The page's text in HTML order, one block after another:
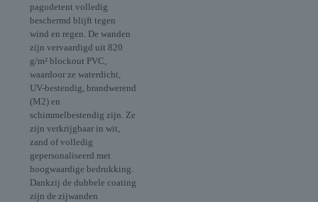
pagodetent volledig
beschermd blijft tegen
wind en regen. De wanden
zijn vervaardigd uit 820
g/m² blockout PVC,
waardoor ze waterdicht,
UV-bestendig, brandwerend
(M2) en
schimmelbestendig zijn. Ze
zijn verkrijgbaar in wit,
zand of volledig
gepersonaliseerd met
hoogwaardige bedrukking.
Dankzij de dubbele coating
zijn de zijwanden